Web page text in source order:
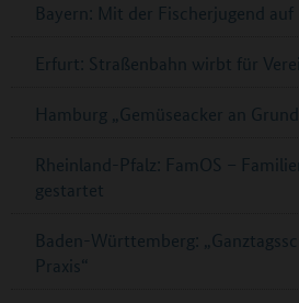
Bayern: Mit der Fischerjugend auf
Erfurt: Straßenbahn wirbt für
Hamburg „Gemüseacker an
Rheinland-Pfalz: FamOS –
gestartet
Baden-Württemberg:
Praxis“